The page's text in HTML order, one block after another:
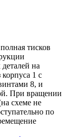
тисков
на
1 с
8, и
При вращении
схеме не
по